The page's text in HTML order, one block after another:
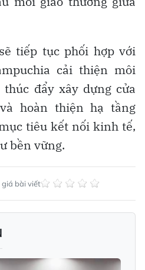
tiếp tục phối hợp với
cải thiện môi
đẩy xây dựng cửa
hoàn thiện hạ tầng
tiêu kết nối kinh tế,
bền vững.
bài viết